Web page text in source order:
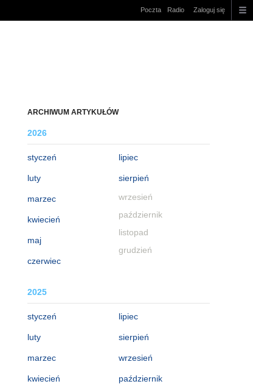
Poczta Radio Zaloguj się
ARCHIWUM ARTYKUŁÓW
2026
styczeń
luty
marzec
kwiecień
maj
czerwiec
lipiec
sierpień
wrzesień
październik
listopad
grudzień
2025
styczeń
luty
marzec
kwiecień
lipiec
sierpień
wrzesień
październik